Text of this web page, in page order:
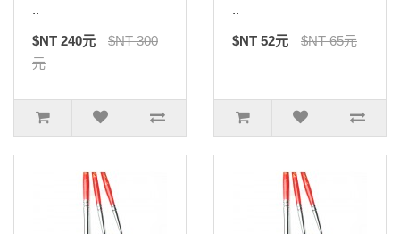
..
$NT 240元
$NT 300
元
..
$NT 52元 $NT 65元